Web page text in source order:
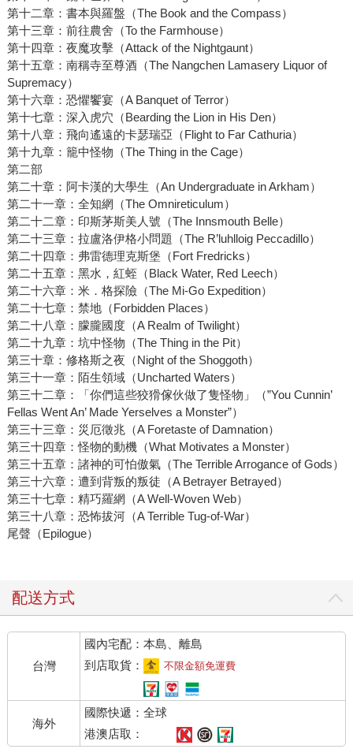
第十二章：書本與羅盤（The Book and the Compass）
第十三章：前往農舍（To the Farmhouse）
第十四章：夜魔攻擊（Attack of the Nightgaunt）
第十五章：南稱寺至尊酒（The Nangchen Lamasery Liquor of
Supremacy）
第十六章：恐懼饗宴（A Banquet of Terror）
第十七章：深入虎穴（Bearding the Lion in His Den）
第十八章：飛向遙遠的卡瑟瑞亞（Flight to Far Cathuria）
第十九章：籠中怪物（The Thing in the Cage）
第二部
第二十章：阿卡漢的大學生（An Undergraduate in Arkham）
第二十一章：全知網（The Omnireticulum）
第二十二章：印斯茅斯美人號（The Innsmouth Belle）
第二十三章：拉盧洛伊格小問題（The R’luhlloig Peccadillo）
第二十四章：弗雷德理克斯堡（Fort Fredricks）
第二十五章：黑水，紅蛭（Black Water, Red Leech）
第二十六章：米．格探險（The Mi-Go Expedition）
第二十七章：禁地（Forbidden Places）
第二十八章：朦朧國度（A Realm of Twilight）
第二十九章：坑中怪物（The Thing in the Pit）
第三十章：修格斯之夜（Night of the Shoggoth）
第三十一章：陌生領域（Uncharted Waters）
第三十二章：「你們這些狡猾傢伙做了隻怪物」（”You Cunnin’
Fellas Went An’ Made Yerselves a Monster”）
第三十三章：災厄徵兆（A Foretaste of Damnation）
第三十四章：怪物的動機（What Motivates a Monster）
第三十五章：諸神的可怕傲氣（The Terrible Arrogance of Gods）
第三十六章：遭到背叛的叛徒（A Betrayer Betrayed）
第三十七章：精巧羅網（A Well-Woven Web）
第三十八章：恐怖拔河（A Terrible Tug-of-War）
尾聲（Epilogue）
配送方式
台灣
國內宅配：本島、離島
到店取貨：
不限金額免運費
海外
國際快遞：全球
港澳店取：